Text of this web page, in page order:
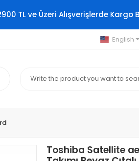
TL ve Üzeri Alışverişlerde Kargo
English
Toshiba Satellite